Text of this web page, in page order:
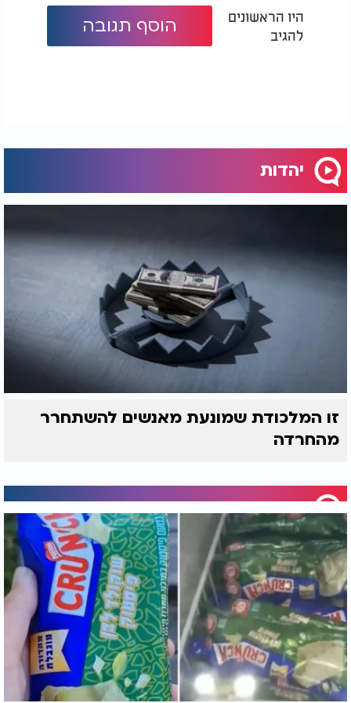
היו הראשונים
להגיב
הוסף תגובה
יהדות
זו המלכודת שמונעת מאנשים להשתחרר
מהחרדה